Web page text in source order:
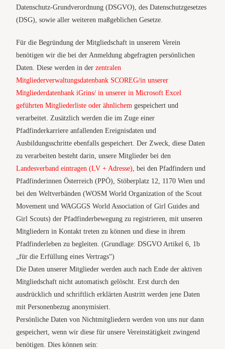
Datenschutz-Grundverordnung (DSGVO), des Datenschutzgesetzes
(DSG), sowie aller weiteren maßgeblichen Gesetze.
Für die Begründung der Mitgliedschaft in unserem Verein
benötigen wir die bei der Anmeldung abgefragten persönlichen
Daten. Diese werden in derzentralen
Mitgliederverwaltungsdatenbank SCOREG/in unserer
Mitgliederdatenbank iGrins/ in unserer in Microsoft Excel
geführten Mitgliederliste oder ähnlichem gespeichert und
verarbeitet. Zusätzlich werden die im Zuge einer
Pfadfinderkarriere anfallenden Ereignisdaten und
Ausbildungsschritte ebenfalls gespeichert. Der Zweck, diese Daten
zu verarbeiten besteht darin, unsere Mitglieder bei den
Landesverband eintragen (LV + Adresse) , bei den Pfadfindern und
Pfadfinderinnen Österreich (PPÖ), Stöberplatz 12, 1170 Wien und
bei den Weltverbänden (WOSM World Organization of the Scout
Movement und WAGGGS World Association of Girl Guides and
Girl Scouts) der Pfadfinderbewegung zu registrieren, mit unseren
Mitgliedern in Kontakt treten zu können und diese in ihrem
Pfadfinderleben zu begleiten. (Grundlage: DSGVO Artikel 6, 1b
„für die Erfüllung eines Vertrags“)
Die Daten unserer Mitglieder werden auch nach Ende der aktiven
Mitgliedschaft nicht automatisch gelöscht. Erst durch den
ausdrücklich und schriftlich erklärten Austritt werden jene Daten
mit Personenbezug anonymisiert.
Persönliche Daten von Nichtmitgliedern werden von uns nur dann
gespeichert, wenn wir diese für unsere Vereinstätigkeit zwingend
benötigen. Dies können sein: